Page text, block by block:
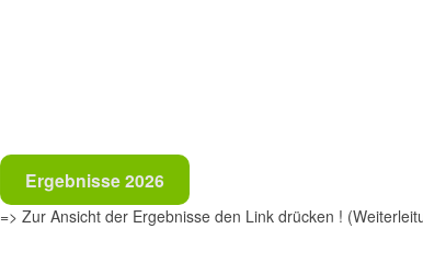
Ergebnisse 2026
=> Zur Ansicht der Ergebnisse den Link drücken !